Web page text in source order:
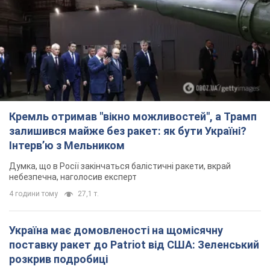
Кремль отримав "вікно можливостей", а Трамп
залишився майже без ракет: як бути Україні?
Інтерв’ю з Мельником
Думка, що в Росії закінчаться балістичні ракети, вкрай
небезпечна, наголосив експерт
4 години тому 27,1 т.
Україна має домовленості на щомісячну
поставку ракет до Patriot від США: Зеленський
розкрив подробиці